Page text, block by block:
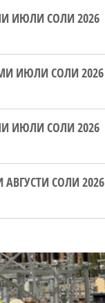
ИЮЛИ СОЛИ 2026
ИЮЛИ СОЛИ 2026
ИЮЛИ СОЛИ 2026
СОЛИ 2026